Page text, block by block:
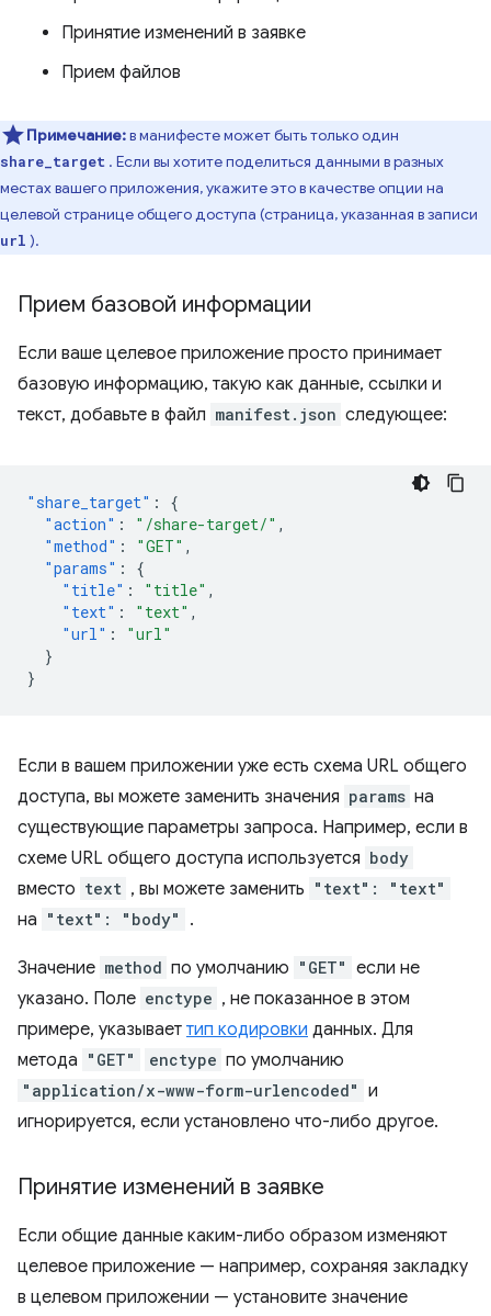
Принятие изменений в заявке
Прием файлов
Примечание:в манифесте может быть только один
share_target . Если вы хотите поделиться данными в разных
местах вашего приложения, укажите это в качестве опции на
целевой странице общего доступа (страница, указанная в записи
url ).
Прием базовой информации
Если ваше целевое приложение просто принимает
базовую информацию, такую ​​как данные, ссылки и
текст, добавьте в файл manifest.json следующее:
"share_target" :
{
"action" : "/share-target/" ,
"method" : "GET" ,
"params" :
{
"title" : "title" ,
"text" : "text" ,
"url" :
"url"
}
}
Если в вашем приложении уже есть схема URL общего
доступа, вы можете заменить значения params на
существующие параметры запроса. Например, если в
схеме URL общего доступа используется body
вместо text , вы можете заменить "text": "text"
на "text": "body" .
Значение method по умолчанию "GET" если не
указано. Поле enctype , не показанное в этом
примере, указывает тип кодировки данных. Для
метода "GET" enctype по умолчанию
"application/x-www-form-urlencoded" и
игнорируется, если установлено что-либо другое.
Принятие изменений в заявке
Если общие данные каким-либо образом изменяют
целевое приложение — например, сохраняя закладку
в целевом приложении — установите значение